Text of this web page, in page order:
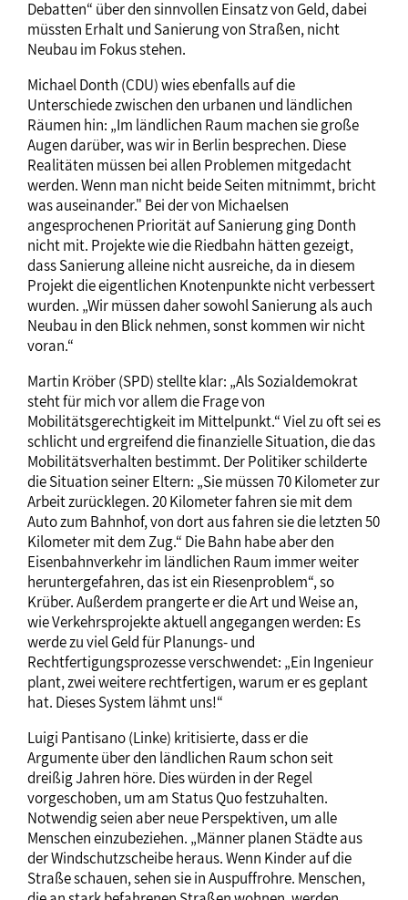
Debatten“ über den sinnvollen Einsatz von Geld, dabei
müssten Erhalt und Sanierung von Straßen, nicht
Neubau im Fokus stehen.
Michael Donth (CDU) wies ebenfalls auf die
Unterschiede zwischen den urbanen und ländlichen
Räumen hin: „Im ländlichen Raum machen sie große
Augen darüber, was wir in Berlin besprechen. Diese
Realitäten müssen bei allen Problemen mitgedacht
werden. Wenn man nicht beide Seiten mitnimmt, bricht
was auseinander." Bei der von Michaelsen
angesprochenen Priorität auf Sanierung ging Donth
nicht mit. Projekte wie die Riedbahn hätten gezeigt,
dass Sanierung alleine nicht ausreiche, da in diesem
Projekt die eigentlichen Knotenpunkte nicht verbessert
wurden. „Wir müssen daher sowohl Sanierung als auch
Neubau in den Blick nehmen, sonst kommen wir nicht
voran.“
Martin Kröber (SPD) stellte klar: „Als Sozialdemokrat
steht für mich vor allem die Frage von
Mobilitätsgerechtigkeit im Mittelpunkt.“ Viel zu oft sei es
schlicht und ergreifend die finanzielle Situation, die das
Mobilitätsverhalten bestimmt. Der Politiker schilderte
die Situation seiner Eltern: „Sie müssen 70 Kilometer zur
Arbeit zurücklegen. 20 Kilometer fahren sie mit dem
Auto zum Bahnhof, von dort aus fahren sie die letzten 50
Kilometer mit dem Zug.“ Die Bahn habe aber den
Eisenbahnverkehr im ländlichen Raum immer weiter
heruntergefahren, das ist ein Riesenproblem“, so
Krüber. Außerdem prangerte er die Art und Weise an,
wie Verkehrsprojekte aktuell angegangen werden: Es
werde zu viel Geld für Planungs- und
Rechtfertigungsprozesse verschwendet: „Ein Ingenieur
plant, zwei weitere rechtfertigen, warum er es geplant
hat. Dieses System lähmt uns!“
Luigi Pantisano (Linke) kritisierte, dass er die
Argumente über den ländlichen Raum schon seit
dreißig Jahren höre. Dies würden in der Regel
vorgeschoben, um am Status Quo festzuhalten.
Notwendig seien aber neue Perspektiven, um alle
Menschen einzubeziehen. „Männer planen Städte aus
der Windschutzscheibe heraus. Wenn Kinder auf die
Straße schauen, sehen sie in Auspuffrohre. Menschen,